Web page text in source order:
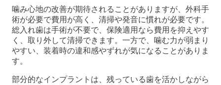
噛み心地の改善が期待されることがありますが、外科手
術が必要で費用が高く、清掃や発音に慣れが必要です。
総入れ歯は手術が不要で、保険適用なら費用を抑えやす
く、取り外して清掃できます。一方で、噛む力が弱まり
やすい、装着時の違和感やずれが気になることがありま
す。
部分的なインプラントは、残っている歯を活かしながら